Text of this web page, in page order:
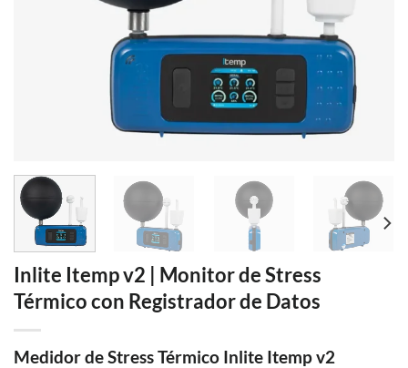
Inlite Itemp v2 | Monitor de Stress
Térmico con Registrador de Datos
Medidor de Stress Térmico Inlite Itemp v2